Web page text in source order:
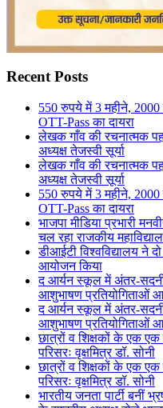
Recent Posts
550 रुपये में 3 महीने,
OTT-Pass का दायरा
लेखक गाँव की रचनात्मक
अध्यक्ष तेजस्वी सूर्या
लेखक गाँव की रचनात्मक
अध्यक्ष तेजस्वी सूर्या
550 रुपये में 3 महीने,
OTT-Pass का दायरा
भाजपा मीडिया प्रभारी
चल रहा राजकीय
डीआईटी विश्वविद्यालय ने
आयोजन किया
द आर्यन स्कूल में अंतर-
आशुभाषण प्रतियोगिताओं
द आर्यन स्कूल में अंतर-
आशुभाषण प्रतियोगिताओं
छात्रों व शिक्षकों के एक एक
परिसरः वृक्षमित्र डॉ. सोनी
छात्रों व शिक्षकों के एक एक
परिसरः वृक्षमित्र डॉ. सोनी
भारतीय जनता पार्टी बनीं